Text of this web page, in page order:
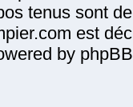
tenus sont
est
by